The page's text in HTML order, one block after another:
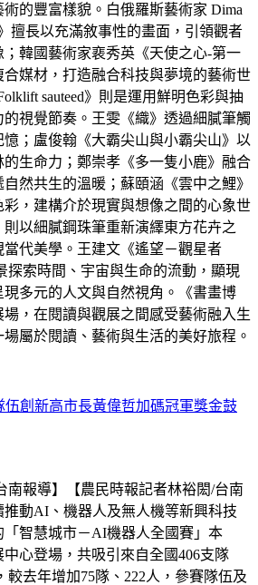
的豐富樣貌。白俄羅斯藝術家 Dima
擅長以充滿敘事性的畫面，引領觀者
韓國藝術家裵秀英《天使之心-第一
媒材，打造融合科技與夢境的藝術世
sauteed》則是運用鮮明色彩與抽
視覺節奏。王雯《織》透過細膩筆觸
；盧俊翰《大霸尖山與小霸尖山》以
生命力；鄭崇孝《多一隻小鹿》融合
然共生的溫暖；蘇頤涵《雲中之鯉》
，建構介於現實與想像之間的心象世
以細膩鋼珠筆重新演繹東方花卉之
代美學。王建文《遙望－觀星者
探索時間、宇宙與生命的流動，顯現
多元的人文與自然視角。《書畫博
，在閱讀與觀展之間感受藝術融入生
屬於閱讀、藝術與生活的美好旅程。
創新高市長黃偉哲加碼冠軍獎金鼓
南報導】【農民時報記者林裕閎/台南
動AI、機器人及無人機等新興科技
智慧城市－AI機器人全國賽」本
中心登場，共吸引來自全國406支隊
較去年增加75隊、222人，參賽隊伍及